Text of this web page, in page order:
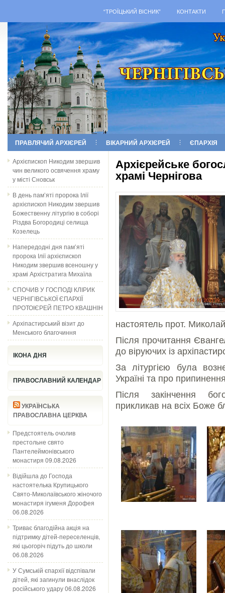
“ТРОЇЦЬКИЙ ВІСНИК” КОНТАКТИ
ПРАВЛЯЧИЙ АРХІЄРЕЙ ВІКАРНИЙ АРХІЄРЕЙ ЄПАРХІЯ
Архієпископ Никодим звершив
чин великого освячення храму
у місті Сновськ
В день пам’яті пророка Ілії
архієпископ Никодим звершив
Божественну літургію в соборі
Різдва Богородиці селища
Козелець
Напередодні дня пам’яті
пророка Ілії архієпископ
Никодим звершив всеношну у
храмі Архістратига Михаїла
СПОЧИВ У ГОСПОДІ КЛІРИК
ЧЕРНІГІВСЬКОЇ ЄПАРХІЇ
ПРОТОІЄРЕЙ ПЕТРО КВАШНІН
Архіпастирський візит до
Менського благочиння
ІКОНА ДНЯ
ПРАВОСЛАВНИЙ КАЛЕНДАР
УКРАЇНСЬКА
ПРАВОСЛАВНА ЦЕРКВА
Предстоятель очолив
престольне свято
Пантелеймонівського
монастиря 09.08.2026
Відійшла до Господа
настоятелька Крупицького
Свято-Миколаївського жіночого
монастиря ігуменя Дорофея
06.08.2026
Триває благодійна акція на
підтримку дітей-переселенців,
які цьогоріч підуть до школи
06.08.2026
У Сумській єпархії відспівали
дітей, які загинули внаслідок
російського удару06.08.2026
Архієрейське
храмі Чернігова
настоятель прот.
Після прочитання
до віруючих із
За літургією була
Україні та про
Після закінчення
прикликав на всіх Боже